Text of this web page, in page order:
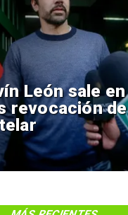
León sale en
revocación de